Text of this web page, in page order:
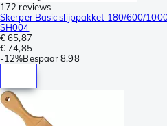
172 reviews
Skerper Basic slijppakket 180/600/
SH004
€ 65,87
€ 74,85
-12%Bespaar 8,98